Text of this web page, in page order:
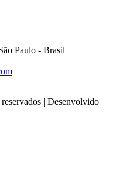
Paulo - Brasil
| Desenvolvido